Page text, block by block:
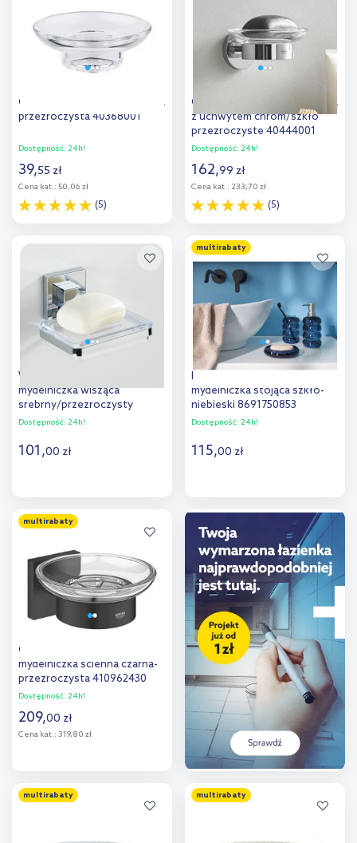
porównania porównania
Grohe Essentials mydelniczka
przezroczysta 40368001
Dostępność: 24h!
39,55 zł
Cena kat.: 50,06 zł
(5)
porównania
Grohe Essentials mydelniczka
z uchwytem chrom/szkło
przezroczyste 40444001
Dostępność: 24h!
162,99 zł
Cena kat.: 233,70 zł
(5)
Dodaj do
porównania
Wenko VL Quadro
mydelniczka wisząca
srebrny/przezroczysty
22681100
Dostępność: 24h!
101,00 zł
Dodaj do
porównania
multirabaty
Kleine Wolke Verro
mydelniczka stojąca szkło-
niebieski 8691750853
Dostępność: 24h!
115,00 zł
Dodaj do
porównania
multirabaty
Grohe Start Cube
mydelniczka ścienna czarna-
przezroczysta 410962430
Dostępność: 24h!
209,00 zł
Cena kat.: 319,80 zł
Dodaj do
multirabaty multirabaty